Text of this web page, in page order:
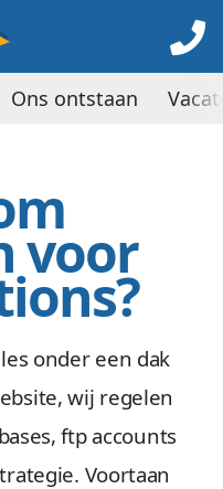
voor
onder een dak
wij regelen
ftp accounts
Voortaan
Ons ontstaan